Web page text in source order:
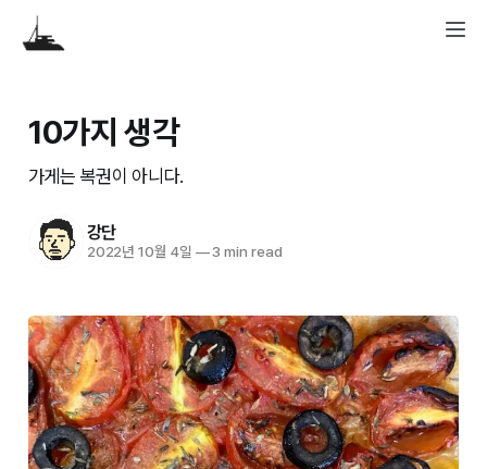
10가지 생각
가게는 복권이 아니다.
강단
2022년 10월 4일 —3 min read